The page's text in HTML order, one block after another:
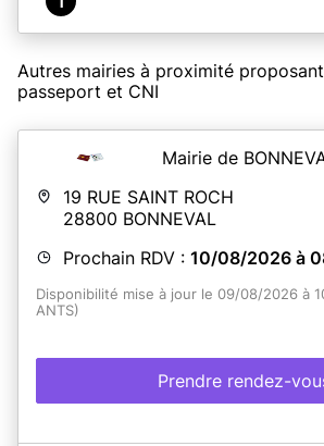
Autres mairies à proximité
passeport et CNI
Mairie de
19 RUE SAINT ROCH
28800 BONNEVAL
Prochain RDV : 10/08/2026 à
Disponibilité mise à jour le 09/08/2026 à
ANTS)
Prendre rendez-